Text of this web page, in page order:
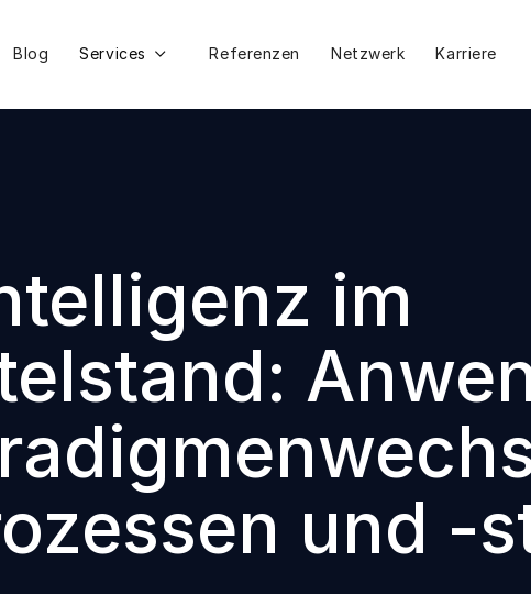
Blog Services  Referenzen Netzwerk Karriere
im
und -